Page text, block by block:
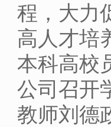
程，大力
高人才培
本科高校
公司召开
教师刘德